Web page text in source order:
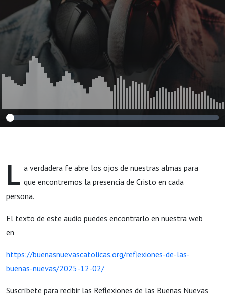
L a verdadera fe abre los ojos de nuestras almas para
que encontremos la presencia de Cristo en cada
persona.
El texto de este audio puedes encontrarlo en nuestra web
en
https://buenasnuevascatolicas.org/reflexiones-de-las-
buenas-nuevas/2025-12-02/
Suscríbete para recibir las Reflexiones de las Buenas Nuevas